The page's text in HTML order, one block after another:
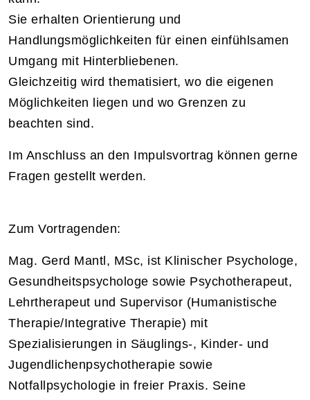
Sie erhalten Orientierung und
Handlungsmöglichkeiten für einen einfühlsamen
Umgang mit Hinterbliebenen.
Gleichzeitig wird thematisiert, wo die eigenen
Möglichkeiten liegen und wo Grenzen zu
beachten sind.
Im Anschluss an den Impulsvortrag können gerne
Fragen gestellt werden.
Zum Vortragenden:
Mag. Gerd Mantl, MSc, ist Klinischer Psychologe,
Gesundheitspsychologe sowie Psychotherapeut,
Lehrtherapeut und Supervisor (Humanistische
Therapie/Integrative Therapie) mit
Spezialisierungen in Säuglings-, Kinder- und
Jugendlichenpsychotherapie sowie
Notfallpsychologie in freier Praxis. Seine